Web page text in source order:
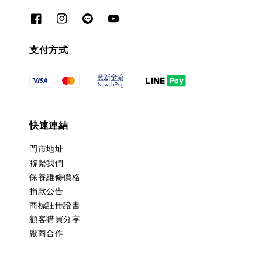
支付方式
快速連結
門市地址
聯繫我們
保養維修價格
捐款公告
商標註冊證書
顧客購買分享
廠商合作